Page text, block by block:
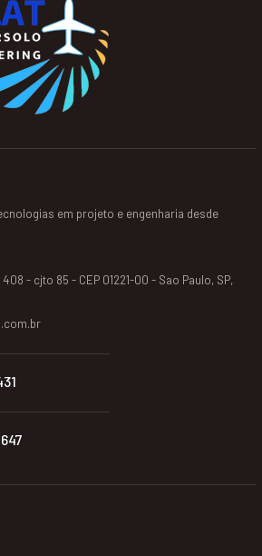
em projeto e engenharia desde
- cjto 85 - CEP 01221-00 - Sao Paulo, SP,